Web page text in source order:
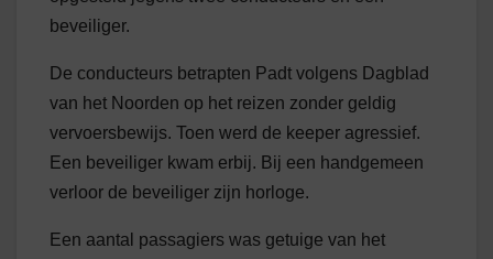
beveiliger.
De conducteurs betrapten Padt volgens Dagblad
van het Noorden op het reizen zonder geldig
vervoersbewijs. Toen werd de keeper agressief.
Een beveiliger kwam erbij. Bij een handgemeen
verloor de beveiliger zijn horloge.
Een aantal passagiers was getuige van het